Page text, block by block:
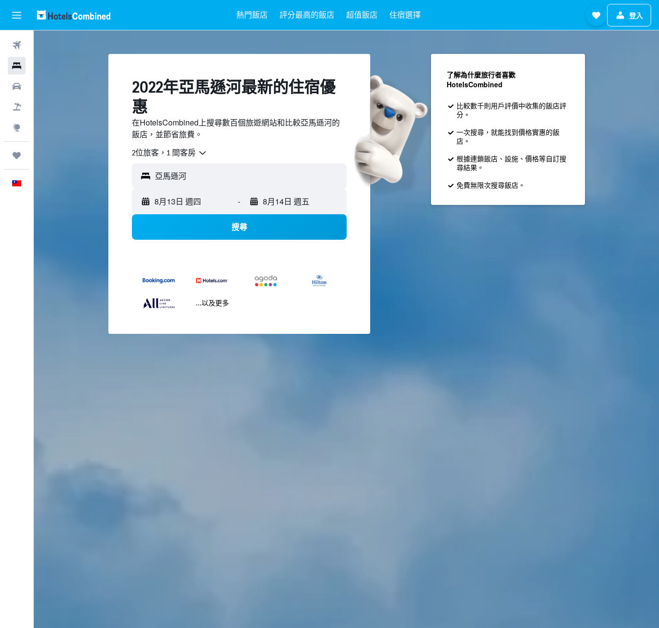
熱門飯店 評分最高的飯店 超值飯店 住宿選擇 登入
2022年亞馬遜河最新的住宿優
惠
在HotelsCombined上搜尋數百個旅遊網站和比較亞馬遜河的
飯店，並節省旅費。
2位旅客，1 間客房
亞馬遜河
8月13日 週四 - 8月14日 週五
搜尋
...以及更多
了解為什麼旅行者喜歡
HotelsCombined
比較數千則用戶評價中收集的飯店評
分。
一次搜尋，就能找到價格實惠的飯
店。
根據連鎖飯店、設施、價格等自訂搜
尋結果。
免費無限次搜尋飯店。